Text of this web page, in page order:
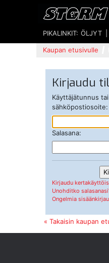
PIKALINKIT: ÖLJYT
Kaupan etusivulle
Kirjaudu
Käyttäjätunnus tai
sähköpostiosoite:
Salasana:
Kirjaudu
Unohditko
Ongelmia
« Takaisin kaupan